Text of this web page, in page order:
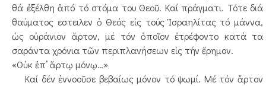
θά ἐξέλθη ἀπό τό στόμα του Θεοῦ. Καί πράγματι. Τότε διά
θαύματος εστειλεν ὁ Θεός εἰς τούς Ἰσραηλίτας τό μάννα,
ὡς οὐράνιον ἄρτον, μέ τόν ὁποῖον ἐτρέφοντο κατά τα
σαράντα χρόνια τῶν περιπλανήσεων εἰς τήν ἔρημον.
«Οὐκ ἐπ’ ἄρτῳ μόνῳ…»
Καί δέν ἐννοοῦσε βεβαίως μόνον τό ψωμί. Μέ τόν ἄρτον